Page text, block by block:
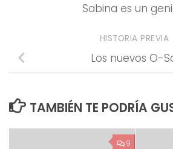
Sabina es un
HISTORIA PREVIA
Los nuevos O-
TAMBIÉN TE PODRÍA
9